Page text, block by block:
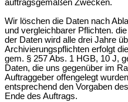
auftragsgemäßen Zwecken.
Wir löschen die Daten nach
und vergleichbarer Pflichten.
der Daten wird alle drei Jahre
Archivierungspflichten erfolgt
gem. § 257 Abs. 1 HGB, 10 J,
Daten, die uns gegenüber im
Auftraggeber offengelegt
entsprechend den Vorgaben
Ende des Auftrags.